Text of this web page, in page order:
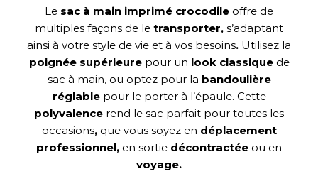
Le sac à main imprimé crocodile offre de
multiples façons de le transporter, s’adaptant
ainsi à votre style de vie et à vos besoins. Utilisez la
poignée supérieurepour un look classiquede
sac à main, ou optez pour la bandoulière
réglablepour le porter à l’épaule. Cette
polyvalence rend le sac parfait pour toutes les
occasions,que vous soyez en déplacement
professionnel, en sortie décontractée ou en
voyage.